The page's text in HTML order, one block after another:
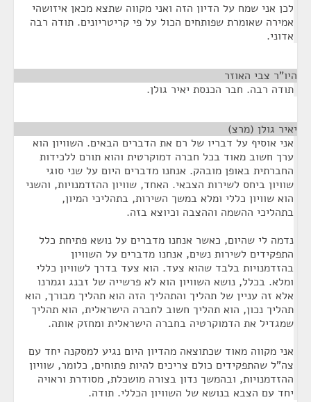
לכן אני שמח על הדיון הזה ואני מקווה שתצא מכאן איזושהי
אמירה שאומרת שפותחים הכול על פי קריטריונים. תודה רבה
אדוני.
היו"ר צבי האוזר
תודה רבה. חבר הכנסת יאיר גולן.
יאיר גולן (מרצ)
אני אוסיף על דבריו של רם את הדברים הבאים. השוויון הוא
ערך חשוב מאוד בכל חברה דמוקרטית והוא תורם ללכידות
החברתית באופן מובהק. אנחנו מדברים היום על שני סוגי
שוויון ביחס לשירות הצבאי. האחד, שוויון ההזדמנויות, והשני
הוא שוויון כללי ומלא במשך השירות, בתהליכי המיון,
בתהליכי ההשמה וההצבה וכיוצא בזה.
נדמה לי שהיום, כאשר אנחנו מדברים על נושא פתיחת כלל
התפקידים לשירות נשים, אנחנו מדברים על השוויון
בהזדמנויות בלבד שהוא צעד. הוא צעד בדרך לשוויון כללי
ומלא. בכלל, נושא השוויון הוא לא פרשייה של זבנג וגמרנו
אלא זה עניין של תהליך והתהליך הזה הוא תהליך מבורך, הוא
תהליך נכון, הוא תהליך חשוב לחברה הישראלית, הוא תהליך
שמגדיל את הדמוקרטיה בחברה הישראלית ומחזק אותה.
אני מקווה מאוד שכתוצאה מהדיון היום נגיע למסקנה יחד עם
צה"ל שהתפקידים כולם צריכים להיות פתוחים, כלומר, שוויון
ההזדמנויות, ובהמשך נדון בצורה מושכלת, מסודרת וראויה
יחד עם הצבא בנושא של השוויון הכללי. תודה.